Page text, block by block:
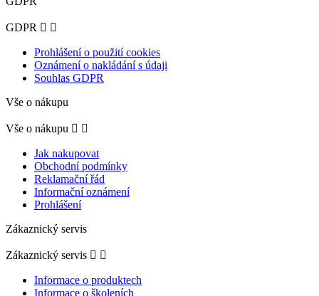
GDPR  
Prohlášení o použití cookies
Oznámení o nakládání s údaji
Souhlas GDPR
Vše o nákupu
Vše o nákupu  
Jak nakupovat
Obchodní podmínky
Reklamační řád
Informační oznámení
Prohlášení
Zákaznický servis
Zákaznický servis  
Informace o produktech
Informace o školeních